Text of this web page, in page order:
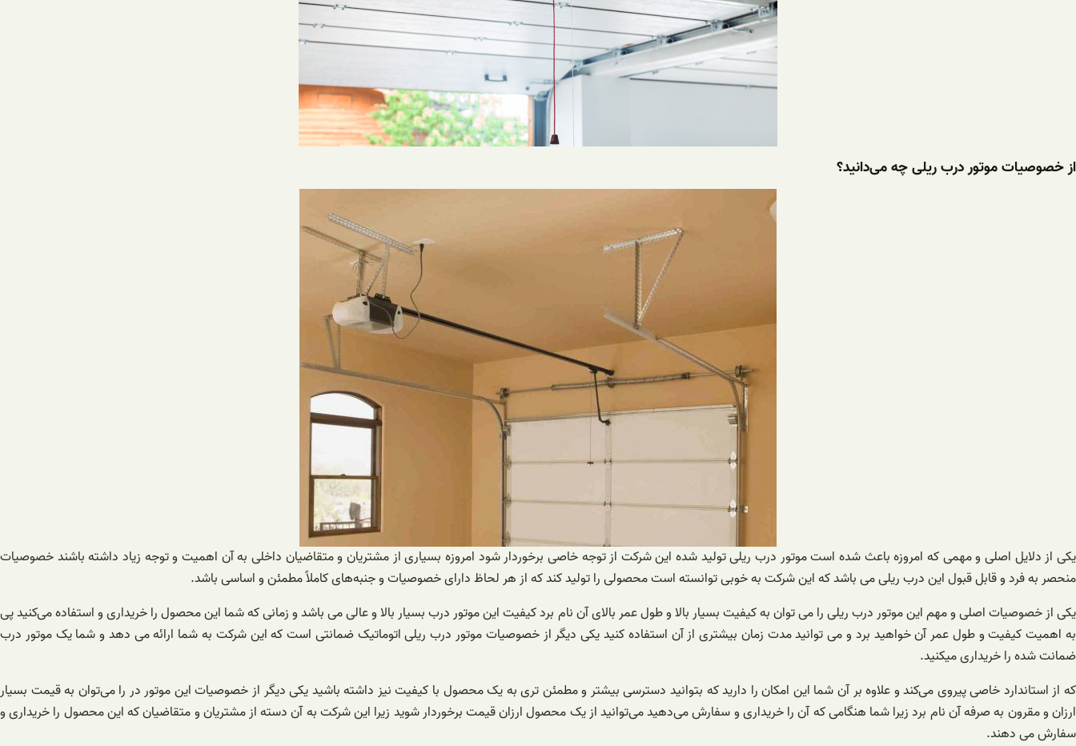
از خصوصیات موتور درب ریلی چه می‌دانید؟
یکی از دلایل اصلی و مهمی که امروزه باعث شده است موتور درب ریلی تولید شده این شرکت از توجه خاصی برخوردار شود امروزه بسیاری از مشتریان و متقاضیان داخلی به آن اهمیت و توجه زیاد داشته باشند خصوصیات
منحصر به فرد و قابل قبول این درب ریلی می باشد که این شرکت به خوبی توانسته است محصولی را تولید کند که از هر لحاظ دارای خصوصیات و جنبه‌های کاملاً مطمئن و اساسی باشد.
یکی از خصوصیات اصلی و مهم این موتور درب ریلی را می توان به کیفیت بسیار بالا و طول عمر بالای آن نام برد کیفیت این موتور درب بسیار بالا و عالی می باشد و زمانی که شما این محصول را خریداری و استفاده می‌کنید پی
به اهمیت کیفیت و طول عمر آن خواهید برد و می توانید مدت زمان بیشتری از آن استفاده کنید یکی دیگر از خصوصیات موتور درب ریلی اتوماتیک ضمانتی است که این شرکت به شما ارائه می دهد و شما یک موتور درب
ضمانت شده را خریداری میکنید.
که از استاندارد خاصی پیروی می‌کند و علاوه بر آن شما این امکان را دارید که بتوانید دسترسی بیشتر و مطمئن تری به یک محصول با کیفیت نیز داشته باشید یکی دیگر از خصوصیات این موتور در را می‌توان به قیمت بسیار
ارزان و مقرون به صرفه آن نام برد زیرا شما هنگامی که آن را خریداری و سفارش می‌دهید می‌توانید از یک محصول ارزان قیمت برخوردار شوید زیرا این شرکت به آن دسته از مشتریان و متقاضیان که این محصول را خریداری و
سفارش می دهند.